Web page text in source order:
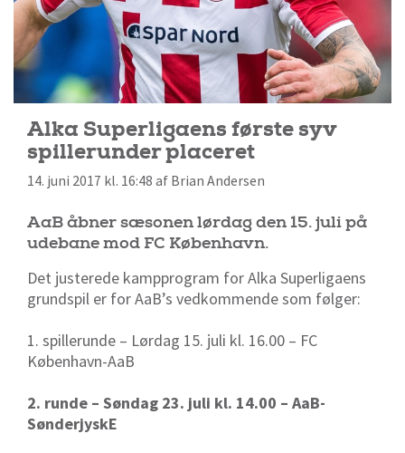
Alka Superligaens første syv
spillerunder placeret
14. juni 2017 kl. 16:48 af Brian Andersen
AaB åbner sæsonen lørdag den 15. juli på
udebane mod FC København.
Det justerede kampprogram for Alka Superligaens
grundspil er for AaB’s vedkommende som følger:
1. spillerunde – Lørdag 15. juli kl. 16.00 – FC
København-AaB
2. runde – Søndag 23. juli kl. 14.00 – AaB-
SønderjyskE